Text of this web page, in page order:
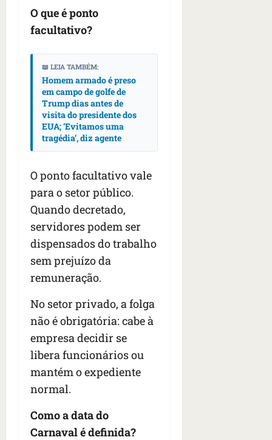
O que é ponto
facultativo?
📖 LEIA TAMBÉM:
Homem armado é preso
em campo de golfe de
Trump dias antes de
visita do presidente dos
EUA; ‘Evitamos uma
tragédia’, diz agente
O ponto facultativo vale
para o setor público.
Quando decretado,
servidores podem ser
dispensados do trabalho
sem prejuízo da
remuneração.
No setor privado, a folga
não é obrigatória: cabe à
empresa decidir se
libera funcionários ou
mantém o expediente
normal.
Como a data do
Carnaval é definida?